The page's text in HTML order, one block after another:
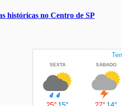
históricas no Centro de SP